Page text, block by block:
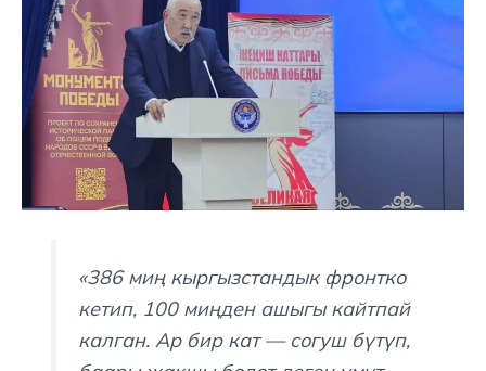
«386 миң кыргызстандык фронтко
кетип, 100 миңден ашыгы кайтпай
калган. Ар бир кат — согуш бүтүп,